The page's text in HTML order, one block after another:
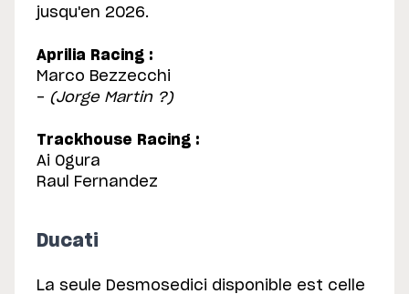
jusqu'en 2026.
Aprilia Racing :
Marco Bezzecchi
- (Jorge Martin ?)
Trackhouse Racing :
Ai Ogura
Raul Fernandez
Ducati
La seule Desmosedici disponible est celle